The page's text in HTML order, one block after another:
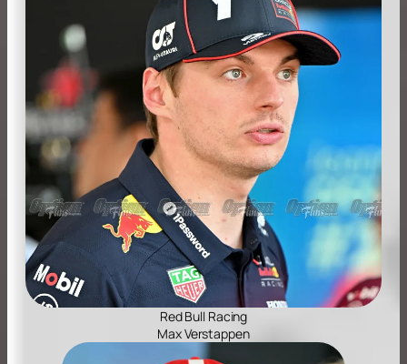
Red Bull Racing
Max Verstappen